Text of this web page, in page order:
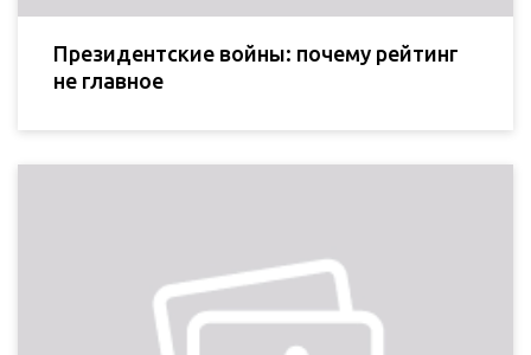
Президентские войны: почему рейтинг
не главное